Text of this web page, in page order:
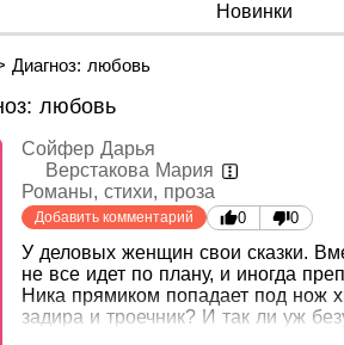
Новинки
Диагноз: любовь
любовь
Сойфер Дарья
Верстакова Мария
Романы, стихи, проза
Добавить комментарий 0 0
У деловых женщин свои сказки.
не все идет по плану, и иногда
Ника прямиком попадает под нож
задира и троечник? И так ли уж